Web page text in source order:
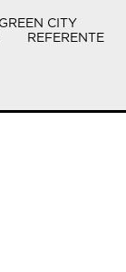
GREEN CITY
REFERENTE